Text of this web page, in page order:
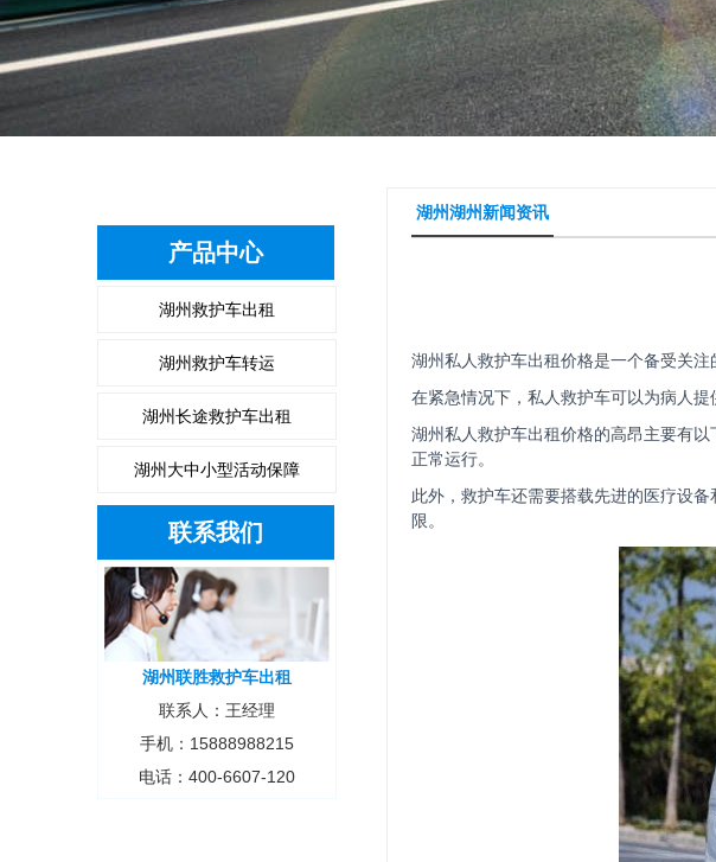
产品中心
湖州救护车出租
湖州救护车转运
湖州长途救护车出租
湖州大中小型活动保障
联系我们
湖州联胜救护车出租
联系人：王经理
手机：15888988215
电话：400-6607-120
湖州湖州新闻资讯
湖州私人救护车出租价格是一个备受关注
在紧急情况下，私人救护车可以为病人
湖州私人救护车出租价格的高昂主要有
正常运行。
此外，救护车还需要搭载先进的医疗设
限。